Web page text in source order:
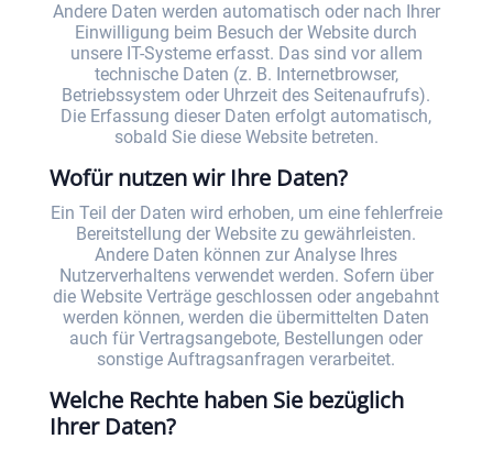
Andere Daten werden automatisch oder nach Ihrer
Einwilligung beim Besuch der Website durch
unsere IT-Systeme erfasst. Das sind vor allem
technische Daten (z. B. Internetbrowser,
Betriebssystem oder Uhrzeit des Seitenaufrufs).
Die Erfassung dieser Daten erfolgt automatisch,
sobald Sie diese Website betreten.
Wofür nutzen wir Ihre Daten?
Ein Teil der Daten wird erhoben, um eine fehlerfreie
Bereitstellung der Website zu gewährleisten.
Andere Daten können zur Analyse Ihres
Nutzerverhaltens verwendet werden. Sofern über
die Website Verträge geschlossen oder angebahnt
werden können, werden die übermittelten Daten
auch für Vertragsangebote, Bestellungen oder
sonstige Auftragsanfragen verarbeitet.
Welche Rechte haben Sie bezüglich
Ihrer Daten?